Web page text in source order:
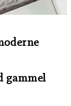
gammel